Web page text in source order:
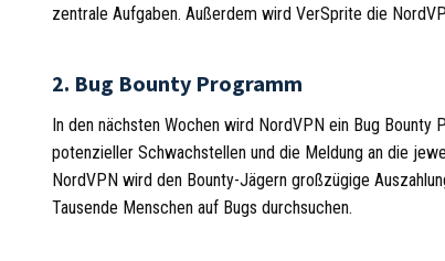
zentrale Aufgaben. Außerdem wird VerSprite die
2. Bug Bounty Programm
In den nächsten Wochen wird NordVPN ein Bug Bounty
potenzieller Schwachstellen und die Meldung an die
NordVPN wird den Bounty-Jägern großzügige
Tausende Menschen auf Bugs durchsuchen.